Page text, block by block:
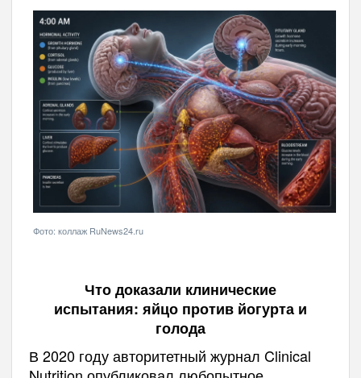
Фото: коллаж RuNews24.ru
Что доказали клинические
испытания: яйцо против йогурта и
голода
В 2020 году авторитетный журнал Clinical